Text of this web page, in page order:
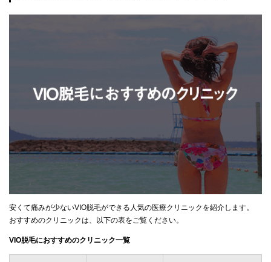
安くて痛みが少ないVIO脱毛ができる人気の医療クリニックを紹介します。
おすすめのクリニックは、以下の表をご覧ください。
VIO脱毛におすすめのクリニック一覧